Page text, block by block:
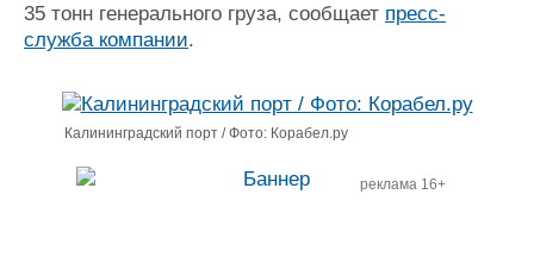
Словарь
Отзывы
35 тонн генерального груза, сообщает пресс-
служба компании.
Калининградский порт / Фото: Корабел.ру
реклама 16+